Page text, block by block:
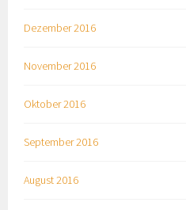
Dezember 2016
November 2016
Oktober 2016
September 2016
August 2016